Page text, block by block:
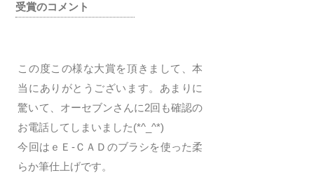
受賞のコメント
この度この様な大賞を頂きまして、本
当にありがとうございます。あまりに
驚いて、オーセブンさんに2回も確認の
お電話してしまいました(*^_^*)
今回はｅＥ-ＣＡＤのブラシを使った柔
らか筆仕上げです。